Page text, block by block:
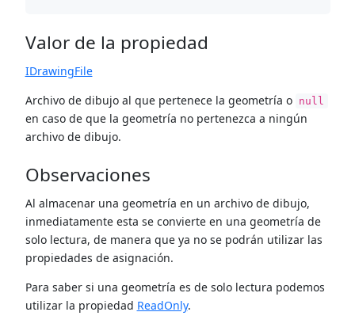
Valor de la propiedad
IDrawingFile
Archivo de dibujo al que pertenece la geometría o null
en caso de que la geometría no pertenezca a ningún
archivo de dibujo.
Observaciones
Al almacenar una geometría en un archivo de dibujo,
inmediatamente esta se convierte en una geometría de
solo lectura, de manera que ya no se podrán utilizar las
propiedades de asignación.
Para saber si una geometría es de solo lectura podemos
utilizar la propiedad ReadOnly.